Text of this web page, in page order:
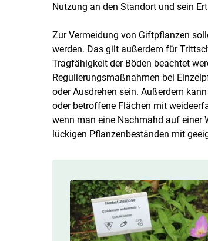
Nutzung an den Standort und sein
Zur Vermeidung von Giftpflanzen
werden. Das gilt außerdem für
Tragfähigkeit der Böden beachtet
Regulierungsmaßnahmen bei
oder Ausdrehen sein. Außerdem
oder betroffene Flächen mit
wenn man eine Nachmahd auf einer
lückigen Pflanzenbeständen mit